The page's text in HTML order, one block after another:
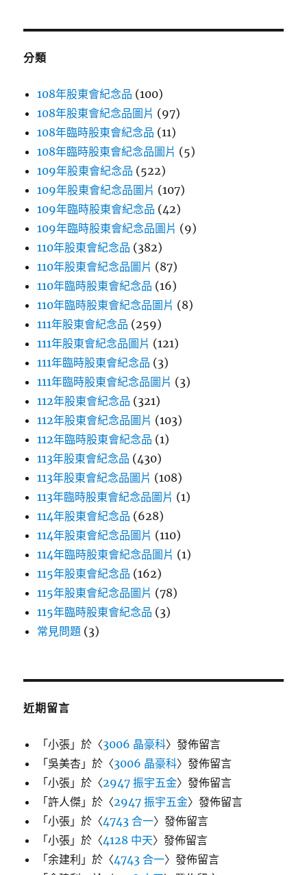
鍵
分類
108年股東會紀念品 (100)
108年股東會紀念品圖片 (97)
108年臨時股東會紀念品 (11)
108年臨時股東會紀念品圖片 (5)
109年股東會紀念品 (522)
109年股東會紀念品圖片 (107)
109年臨時股東會紀念品 (42)
109年臨時股東會紀念品圖片 (9)
110年股東會紀念品 (382)
110年股東會紀念品圖片 (87)
110年臨時股東會紀念品 (16)
110年臨時股東會紀念品圖片 (8)
111年股東會紀念品 (259)
111年股東會紀念品圖片 (121)
111年臨時股東會紀念品 (3)
111年臨時股東會紀念品圖片 (3)
112年股東會紀念品 (321)
112年股東會紀念品圖片 (103)
112年臨時股東會紀念品 (1)
113年股東會紀念品 (430)
113年股東會紀念品圖片 (108)
113年臨時股東會紀念品圖片 (1)
114年股東會紀念品 (628)
114年股東會紀念品圖片 (110)
114年臨時股東會紀念品圖片 (1)
115年股東會紀念品 (162)
115年股東會紀念品圖片 (78)
115年臨時股東會紀念品 (3)
常見問題 (3)
近期留言
「小張 」於〈3006 晶豪科〉發佈留言
「吳美杏 」於〈3006 晶豪科〉發佈留言
「小張 」於〈2947 振宇五金〉發佈留言
「許人傑 」於〈2947 振宇五金〉發佈留言
「小張 」於〈4743 合一〉發佈留言
「小張 」於〈4128 中天〉發佈留言
「余建利 」於〈4743 合一〉發佈留言